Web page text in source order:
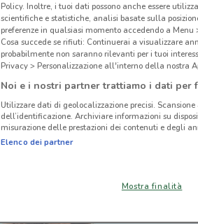
Policy. Inoltre, i tuoi dati possono anche essere
scientifiche e statistiche, analisi basate sulla
preferenze in qualsiasi momento accedendo a
Cosa succede se rifiuti: Continuerai a visualizzare
probabilmente non saranno rilevanti per i tuoi
Privacy > Personalizzazione all'interno della nostra
Noi e i nostri partner trattiamo i dati per
Utilizzare dati di geolocalizzazione precisi.
dell’identificazione. Archiviare informazioni su
misurazione delle prestazioni dei contenuti e degli
Elenco dei partner
Mostra finalità